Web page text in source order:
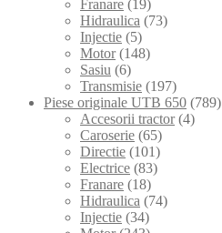
Franare (19)
Hidraulica (73)
Injectie (5)
Motor (148)
Sasiu (6)
Transmisie (197)
Piese originale UTB 650 (789)
Accesorii tractor (4)
Caroserie (65)
Directie (101)
Electrice (83)
Franare (18)
Hidraulica (74)
Injectie (34)